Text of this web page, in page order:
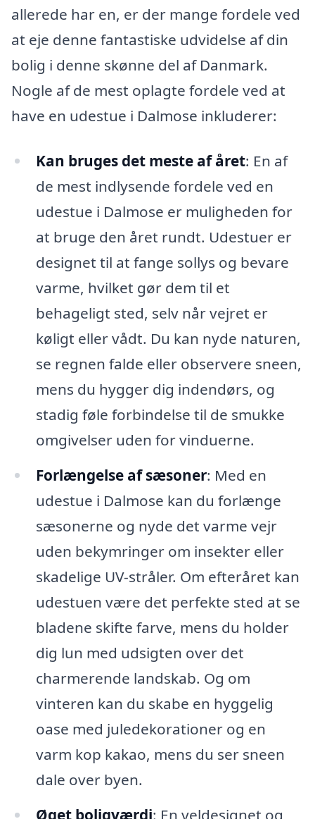
allerede har en, er der mange fordele ved
at eje denne fantastiske udvidelse af din
bolig i denne skønne del af Danmark.
Nogle af de mest oplagte fordele ved at
have en udestue i Dalmose inkluderer:
Kan bruges det meste af året: En af
de mest indlysende fordele ved en
udestue i Dalmose er muligheden for
at bruge den året rundt. Udestuer er
designet til at fange sollys og bevare
varme, hvilket gør dem til et
behageligt sted, selv når vejret er
køligt eller vådt. Du kan nyde naturen,
se regnen falde eller observere sneen,
mens du hygger dig indendørs, og
stadig føle forbindelse til de smukke
omgivelser uden for vinduerne.
Forlængelse af sæsoner: Med en
udestue i Dalmose kan du forlænge
sæsonerne og nyde det varme vejr
uden bekymringer om insekter eller
skadelige UV-stråler. Om efteråret kan
udestuen være det perfekte sted at se
bladene skifte farve, mens du holder
dig lun med udsigten over det
charmerende landskab. Og om
vinteren kan du skabe en hyggelig
oase med juledekorationer og en
varm kop kakao, mens du ser sneen
dale over byen.
Øget boligværdi: En veldesignet og